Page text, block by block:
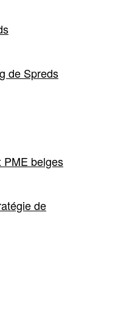
de Spreds
PME belges
de